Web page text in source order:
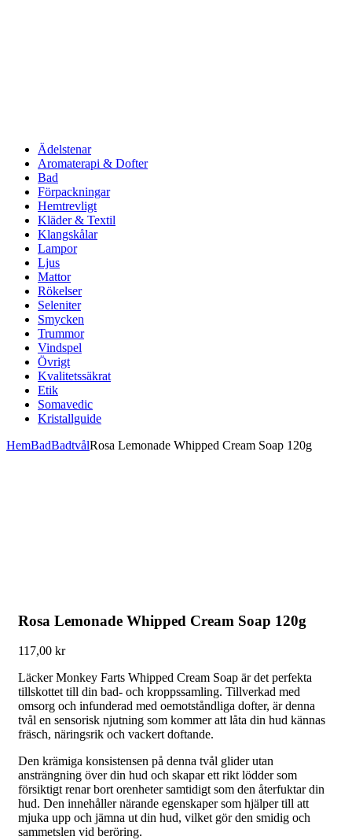
Ädelstenar
Aromaterapi & Dofter
Bad
Förpackningar
Hemtrevligt
Kläder & Textil
Klangskålar
Lampor
Ljus
Mattor
Rökelser
Seleniter
Smycken
Trummor
Vindspel
Övrigt
Kvalitetssäkrat
Etik
Somavedic
Kristallguide
HemBadBadtvålRosa Lemonade Whipped Cream Soap 120g
Rosa Lemonade Whipped Cream Soap 120g
117,00 kr
Läcker Monkey Farts Whipped Cream Soap är det perfekta
tillskottet till din bad- och kroppssamling. Tillverkad med
omsorg och infunderad med oemotståndliga dofter, är denna
tvål en sensorisk njutning som kommer att låta din hud kännas
fräsch, näringsrik och vackert doftande.
Den krämiga konsistensen på denna tvål glider utan
ansträngning över din hud och skapar ett rikt lödder som
försiktigt renar bort orenheter samtidigt som den återfuktar din
hud. Den innehåller närande egenskaper som hjälper till att
mjuka upp och jämna ut din hud, vilket gör den smidig och
sammetslen vid beröring.